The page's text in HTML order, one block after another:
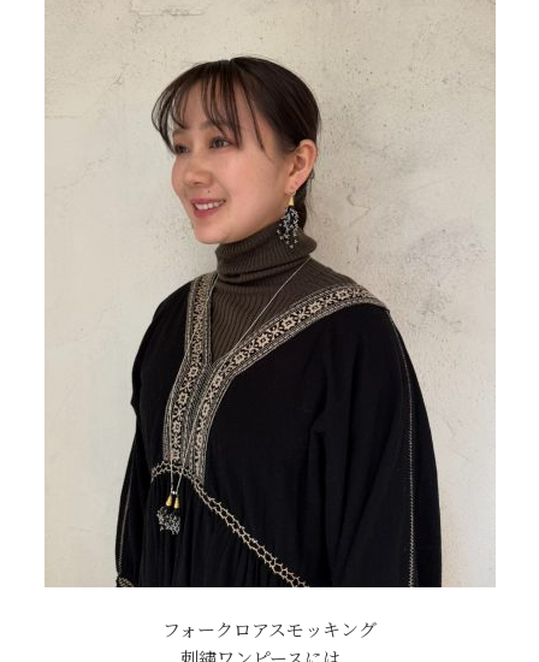
フォークロアスモッキング